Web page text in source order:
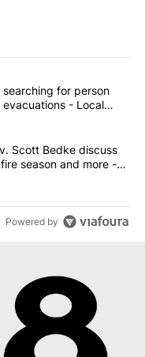
articles in the last
deputies searching
for person
evacuations - Local
and Lt. Gov. Scott
Scott Bedke discuss
season and more -
Powered by